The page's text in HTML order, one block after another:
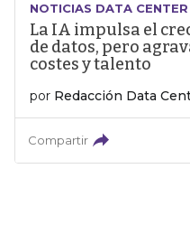
NOTICIAS DATA CENTER
La IA impulsa el
de datos, pero
costes y talento
por Redacción Data
Compartir